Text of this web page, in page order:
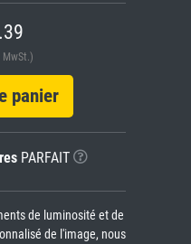
MwSt.)
panier
PARFAIT
de luminosité et de
de l'image, nous